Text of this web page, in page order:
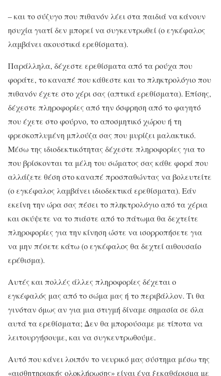
– και το σύζυγο που πιθανόν λέει στα παιδιά να κάνουν
ησυχία γιατί δεν μπορεί να συγκεντρωθεί (ο εγκέφαλος
λαμβάνει ακουστικά ερεθίσματα).
Παράλληλα, δέχεστε ερεθίσματα από τα ρούχα που
φοράτε, το καναπέ που κάθεστε και το πληκτρολόγιο που
πιθανόν έχετε στο χέρι σας (απτικά ερεθίσματα). Επίσης,
δέχεστε πληροφορίες από την όσφρηση από το φαγητό
που έχετε στο φούρνο, το αποσμητικό χώρου ή τη
φρεσκοπλυμένη μπλούζα σας που μυρίζει μαλακτικό.
Μέσω της ιδιοδεκτικότητας δέχεστε πληροφορίες για το
που βρίσκονται τα μέλη του σώματος σας κάθε φορά που
αλλάζετε θέση στο καναπέ προσπαθώντας να βολευτείτε
(ο εγκέφαλος λαμβάνει ιδιοδεκτικά ερεθίσματα). Εάν
εκείνη την ώρα σας πέσει το πληκτρολόγιο από τα χέρια
και σκύψετε να το πιάστε από το πάτωμα θα δεχτείτε
πληροφορίες για την κίνηση ώστε να ισορροπήσετε για
να μην πέσετε κάτω (ο εγκέφαλος θα δεχτεί αιθουσαίο
ερέθισμα).
Αυτές και πολλές άλλες πληροφορίες δέχεται ο
εγκέφαλός μας από το σώμα μας ή το περιβάλλον. Τι θα
γινόταν όμως αν για μια στιγμή δίναμε σημασία σε όλα
αυτά τα ερεθίσματα; Δεν θα μπορούσαμε με τίποτα να
λειτουργήσουμε, και να συγκεντρωθούμε.
Αυτό που κάνει λοιπόν το νευρικό μας σύστημα μέσω της
«αισθητηριακής ολοκλήρωσης» είναι ένα ξεκαθάρισμα με